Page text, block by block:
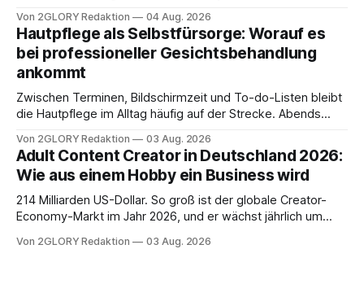
besitzt, loggt sich heute über das Vodafone E-Mail & Cloud
Portal ein. Der klassische Arcor Login über mail.
Von 2GLORY Redaktion 04 Aug. 2026
Hautpflege als Selbstfürsorge: Worauf es
bei professioneller Gesichtsbehandlung
ankommt
Zwischen Terminen, Bildschirmzeit und To-do-Listen bleibt
die Hautpflege im Alltag häufig auf der Strecke. Abends
Drogerie – mehr ist zeitlich oft nicht drin. Dabei reagiert die
Haut empfindlich auf Stress, Schlafmangel und
Umwelteinflüsse: Sie wirkt müde, spannt oder neigt zu
Unreinheiten. Professionelle
Von 2GLORY Redaktion 03 Aug. 2026
Adult Content Creator in Deutschland 2026:
Wie aus einem Hobby ein Business wird
214 Milliarden US-Dollar. So groß ist der globale Creator-
Economy-Markt im Jahr 2026, und er wächst jährlich um
ist längst ein ernstzunehmender Wirtschaftszweig. Weltweit
Von 2GLORY Redaktion 03 Aug. 2026